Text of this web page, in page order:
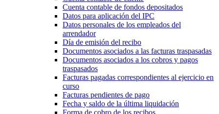
Cuenta contable de fondos depositados
Datos para aplicación del IPC
Datos personales de los empleados del
arrendador
Día de emisión del recibo
Documentos asociados a las facturas traspasadas
Documentos asociados a los cobros y pagos
traspasados
Facturas pagadas correspondientes al ejercicio en
curso
Facturas pendientes de pago
Fecha y saldo de la última liquidación
Forma de cobro de los recibos